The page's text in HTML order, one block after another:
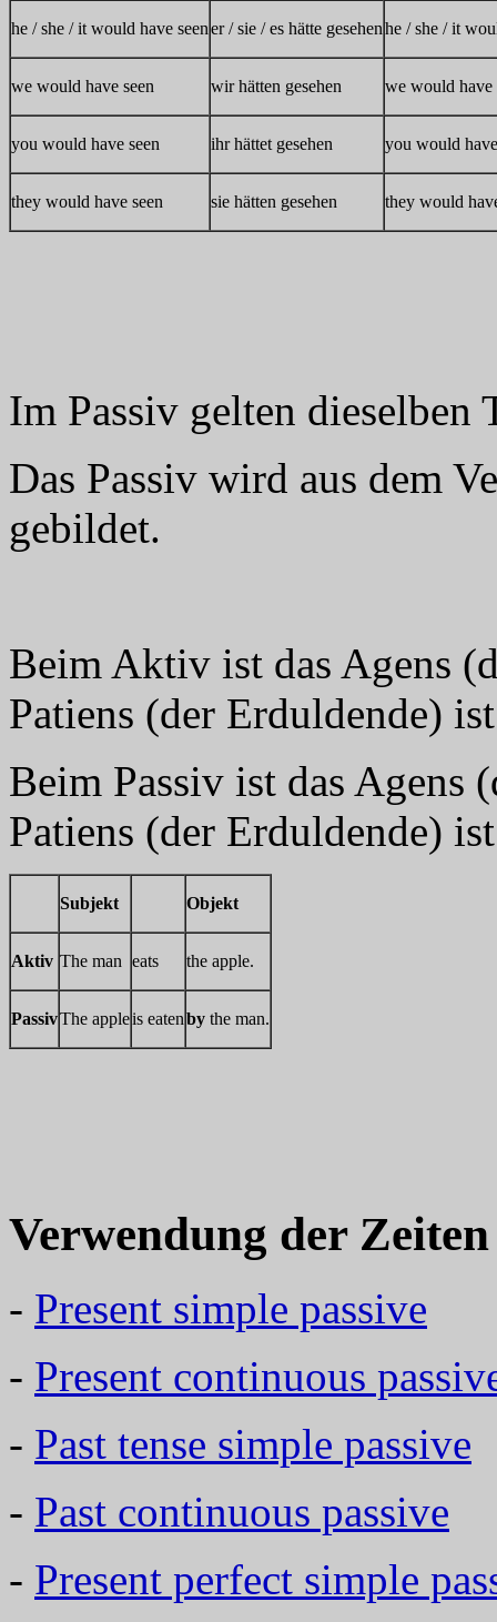
he / she / it would have seener / sie / es hätte gesehenhe / she / it
we would have seen wir hätten gesehen we would have
you would have seen ihr hättet gesehen you would
they would have seen sie hätten gesehen they would
Im Passiv gelten
Das Passiv wird aus dem
gebildet.
Beim Aktiv ist das Agens
Patiens (der Erduldende)
Beim Passiv ist das Agens
Patiens (der Erduldende)
Subjekt Objekt
Aktiv The man eats the apple.
PassivThe appleis eatenby the man.
Verwendung der
- Present simple passive
- Present continuous
- Past tense simple passive
- Past continuous passive
- Present perfect simple